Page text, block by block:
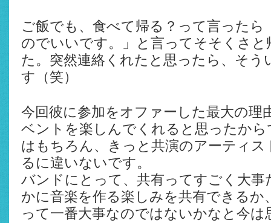
ご飯でも、食べて帰る？って言ったら
のでいいです。」と言ってそそくさ
た。突然連絡くれたと思ったら、そ
す（笑）
今回彼に参加をオファーした最大の理
ベントを楽しんでくれると思ったか
はもちろん、きっと共演のアーティ
るに違いないです。
バンドにとって、共有ってすごく大事
かに音楽を作る楽しみを共有できる
って一番大事なのではないかなと今は